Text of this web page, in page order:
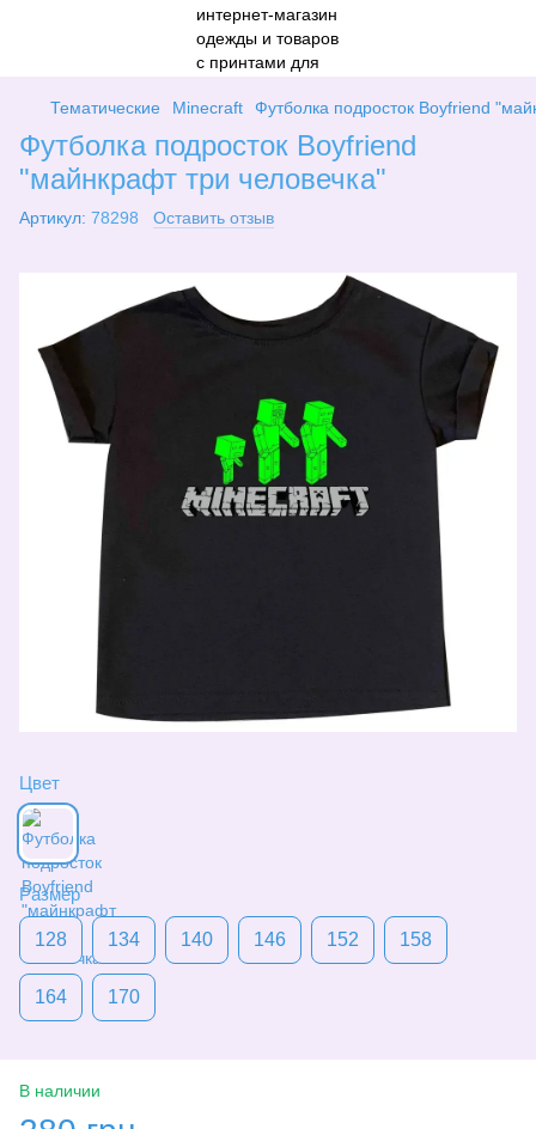
Тематические Minecraft Футболка подросток Boyfriend
Футболка подросток Boyfriend
"майнкрафт три человечка"
Артикул: 78298 Оставить отзыв
Цвет
Размер
128 134 140 146 152 158
164 170
В наличии